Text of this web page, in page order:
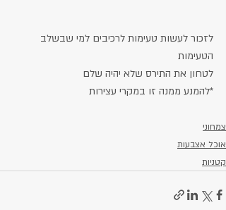
לזכור לעשות טעימות לרכיבים למי שבשלב
הטעימות
לטחון את התירס שלא יהיה שלם
*להמנע ממנה זו במקרי עצירות
צמחוני
אוכל אצבעות
קטניות